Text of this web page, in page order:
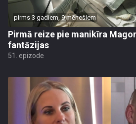
pirms 3 gadiem, 9 mēnešiem
Pirmā reize pie manikīra
fantāzijas
51. epizode